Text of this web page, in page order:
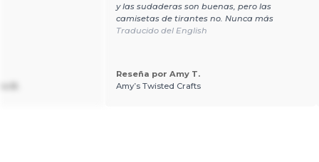
y las sudaderas son buenas, pero las
camisetas de tirantes no. Nunca más
Traducido del English
Reseña por Amy T.
Amy’s Twisted Crafts